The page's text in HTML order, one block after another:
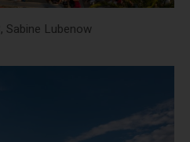
Sabine Lubenow